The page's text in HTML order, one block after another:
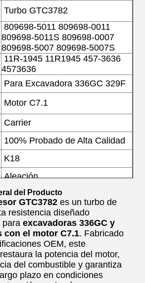
Turbo GTC3782
809698-5011 809698-0011
809698-5011S 809698-0007
809698-5007 809698-5007S
11R-1945 11R1945 457-3636
4573636
Para Excavadora 336GC 329F
Motor C7.1
Carrier
100% Probado de Alta Calidad
K18
Aleación
Motor Diésel
del Producto
GTC3782 es un turbo de
resistencia diseñado
para excavadoras 336GC y
con el motor C7.1. Fabricado
OEM, este
la potencia del motor,
del combustible y garantiza
plazo en condiciones